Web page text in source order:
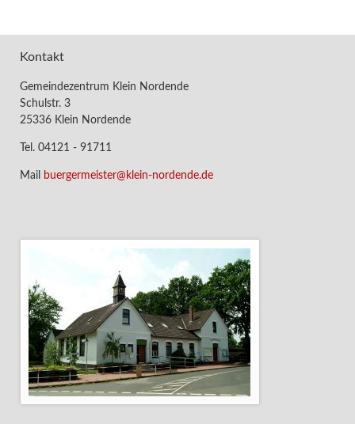
Kontakt
Gemeindezentrum Klein Nordende
Schulstr. 3
25336 Klein Nordende
Tel. 04121 - 91711
Mail buergermeister@klein-nordende.de